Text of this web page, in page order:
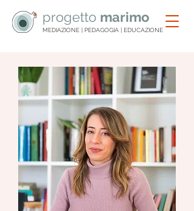
progetto marimo
MEDIAZIONE | PEDAGOGIA | EDUCAZIONE